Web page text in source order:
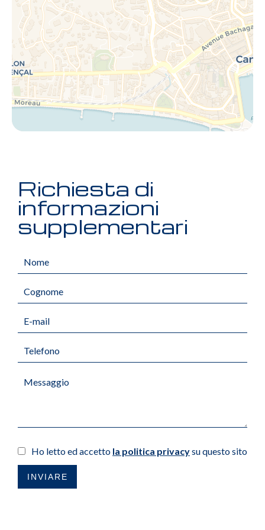
Richiesta di
informazioni
supplementari
Ho letto ed accetto la politica privacysu questo sito
INVIARE